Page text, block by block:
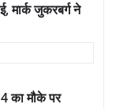
जुकरबर्ग ने
का मौके पर